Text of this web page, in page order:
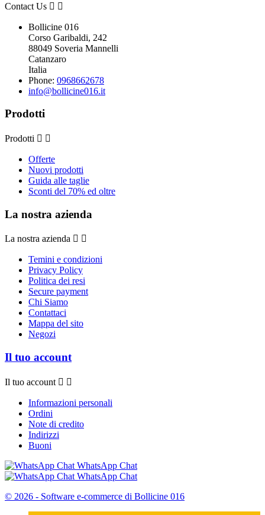
Contact Us  
Bollicine 016
Corso Garibaldi, 242
88049 Soveria Mannelli
Catanzaro
Italia
Phone: 0968662678
info@bollicine016.it
Prodotti
Prodotti  
Offerte
Nuovi prodotti
Guida alle taglie
Sconti del 70% ed oltre
La nostra azienda
La nostra azienda  
Temini e condizioni
Privacy Policy
Politica dei resi
Secure payment
Chi Siamo
Contattaci
Mappa del sito
Negozi
Il tuo account
Il tuo account  
Informazioni personali
Ordini
Note di credito
Indirizzi
Buoni
WhatsApp Chat
WhatsApp Chat
© 2026 - Software e-commerce di Bollicine 016